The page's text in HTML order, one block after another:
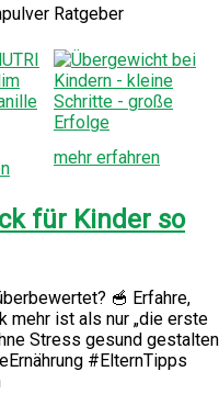
Ratgeber
mehr erfahren
für Kinder so
🥣 Erfahre,
mehr ist als nur „die erste
Stress gesund gestalten
#ElternTipps